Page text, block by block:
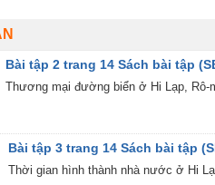
Bài tập 2 trang 14 Sách bài tập
Thương mại đường biển ở Hi Lạp, Rô-
Bài tập 3 trang 14 Sách bài tập
Thời gian hình thành nhà nước ở Hi